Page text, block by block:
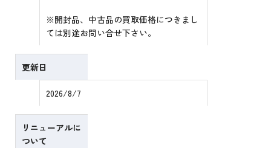
※開封品、中古品の買取価格につきまし
ては別途お問い合せ下さい。
更新日
2026/8/7
リニューアルに
ついて